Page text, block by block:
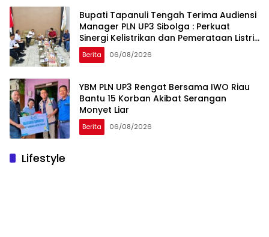
Bupati Tapanuli Tengah Terima Audiensi
Manager PLN UP3 Sibolga : Perkuat
Sinergi Kelistrikan dan Pemerataan Listrik
Desa
Berita 06/08/2026
YBM PLN UP3 Rengat Bersama IWO Riau
Bantu 15 Korban Akibat Serangan
Monyet Liar
Berita 06/08/2026
Lifestyle